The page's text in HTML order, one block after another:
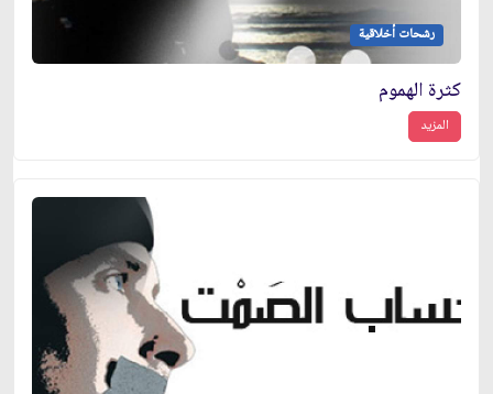
رشحات أخلاقية
كثرة الهموم
المزيد